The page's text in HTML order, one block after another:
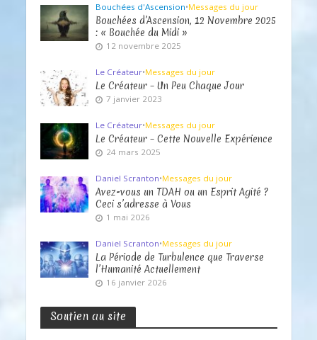
Bouchées d'Ascension•Messages du jour
Bouchées d’Ascension, 12 Novembre 2025
: « Bouchée du Midi »
12 novembre 2025
Le Créateur•Messages du jour
Le Créateur – Un Peu Chaque Jour
7 janvier 2023
Le Créateur•Messages du jour
Le Créateur – Cette Nouvelle Expérience
24 mars 2025
Daniel Scranton•Messages du jour
Avez-vous un TDAH ou un Esprit Agité ?
Ceci s’adresse à Vous
1 mai 2026
Daniel Scranton•Messages du jour
La Période de Turbulence que Traverse
l’Humanité Actuellement
16 janvier 2026
Soutien au site